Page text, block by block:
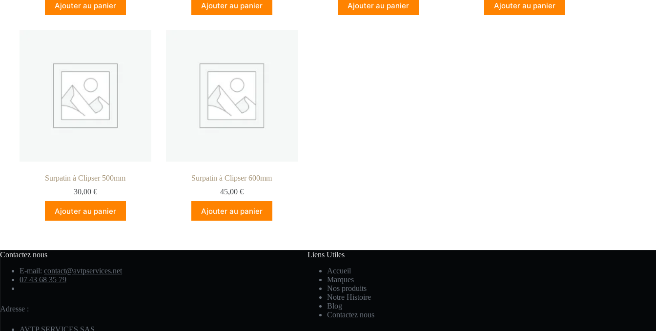
Ajouter au panier Ajouter au panier Ajouter au panier Ajouter au panier
Surpatin à Clipser 500mm
30,00 €
Ajouter au panier
Surpatin à Clipser 600mm
45,00 €
Ajouter au panier
Contactez nous
E-mail: contact@avtpservices.net
07 43 68 35 79
Adresse :
Liens Utiles
Accueil
Marques
Nos produits
Notre Histoire
Blog
Contactez nous